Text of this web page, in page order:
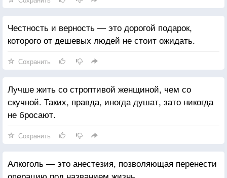
Честность и верность — это дорогой подарок,
которого от дешевых людей не стоит ожидать.
Сохранить
Лучше жить со строптивой женщиной, чем со
скучной. Таких, правда, иногда душат, зато никогда
не бросают.
Сохранить
Алкоголь — это анестезия, позволяющая перенести